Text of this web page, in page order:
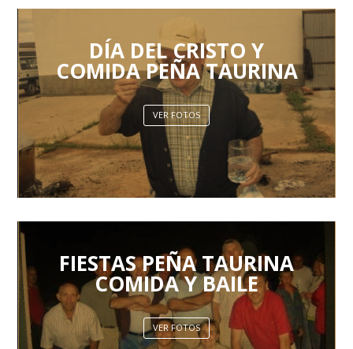
DÍA DEL CRISTO Y
COMIDA PEÑA TAURINA
VER FOTOS
FIESTAS PEÑA TAURINA
COMIDA Y BAILE
VER FOTOS